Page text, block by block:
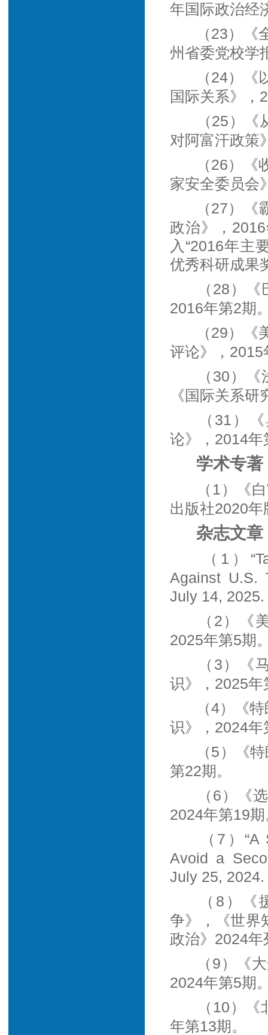
年国际政治经
（23）
州省委党校学
（24）
国际关系》，
（25）
对阿富汗政策
（26）
家安全委员会
（27）
政治》，
入“2016年主
优秀科研成果
（28）
2016年第2期
（29）
评论》，2015
（30）
《国际关系
（31）
论》，2014
学术专著
（1）《
出版社2020
杂志文章
（1）
Against U.S.
July 14, 2025.
（2）《
2025年第5期
（3）《
识》，2025年
（4）《
识》，2024年
（5）《
第22期。
（6）《
2024年第19
（7）
Avoid a
July 25, 2024.
（8）
争》，《世界
政治》2024年
（9）《
2024年第5期
（10）
年第13期。